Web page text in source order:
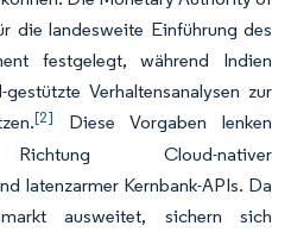
die landesweite Einführung des
festgelegt, während Indien
Verhaltensanalysen zur
[2]
Diese Vorgaben lenken
Cloud-nativer
latenzarmer Kernbank-APIs. Da
ausweitet, sichern sich